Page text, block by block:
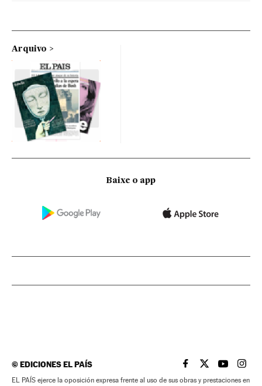
Arquivo
Baixe o app
©EDICIONES EL PAÍS EL PAÍS BRASIL EN
EL PAÍSEL PAÍS
EL
EL PAÍS ejerce la oposición expresa frente al uso de sus obras y prestaciones en